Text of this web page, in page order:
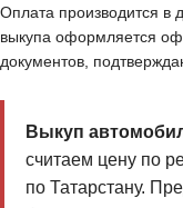
Оплата производится в
выкупа оформляется
документов,
Выкуп
считаем цену по
по Татарстану.